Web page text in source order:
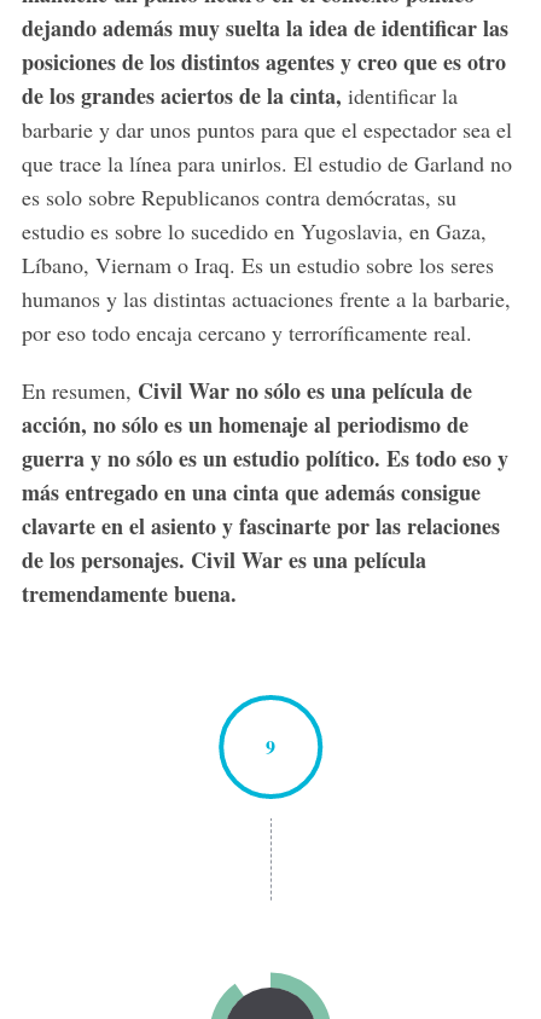
dejando además muy suelta la idea de identificar las
posiciones de los distintos agentes y creo que es otro
de los grandes aciertos de la cinta, identificar la
barbarie y dar unos puntos para que el espectador sea el
que trace la línea para unirlos. El estudio de Garland no
es solo sobre Republicanos contra demócratas, su
estudio es sobre lo sucedido en Yugoslavia, en Gaza,
Líbano, Viernam o Iraq. Es un estudio sobre los seres
humanos y las distintas actuaciones frente a la barbarie,
por eso todo encaja cercano y terroríficamente real.
En resumen, Civil War no sólo es una película de
acción, no sólo es un homenaje al periodismo de
guerra y no sólo es un estudio político. Es todo eso y
más entregado en una cinta que además consigue
clavarte en el asiento y fascinarte por las relaciones
de los personajes. Civil War es una película
tremendamente buena.
9